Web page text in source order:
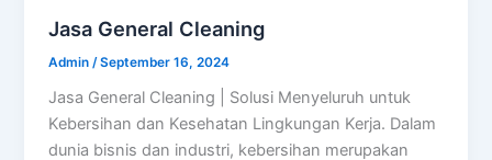
Jasa General Cleaning
Admin /September 16, 2024
Jasa General Cleaning | Solusi Menyeluruh untuk
Kebersihan dan Kesehatan Lingkungan Kerja. Dalam
dunia bisnis dan industri, kebersihan merupakan